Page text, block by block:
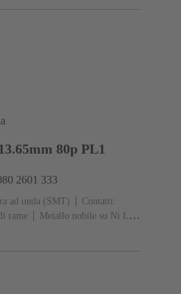
80p PL1
2601 333
ad onda (SMT)
Contatti:
rame
Metallo nobile su Ni Lato